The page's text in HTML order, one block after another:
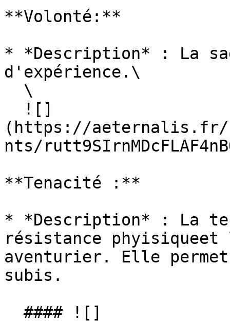
**Volonté:**
* *Description* : La
d'expérience.\
(https://aeternalis.fr/
nts/
**Tenacité :**
* *Description* : La
résistance
aventurier. Elle
subis.